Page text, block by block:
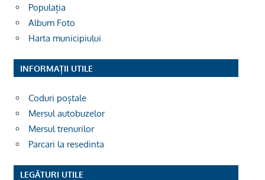
Populația
Album Foto
Harta municipiului
INFORMAȚII UTILE
Coduri poștale
Mersul autobuzelor
Mersul trenurilor
Parcari la resedinta
LEGĂTURI UTILE